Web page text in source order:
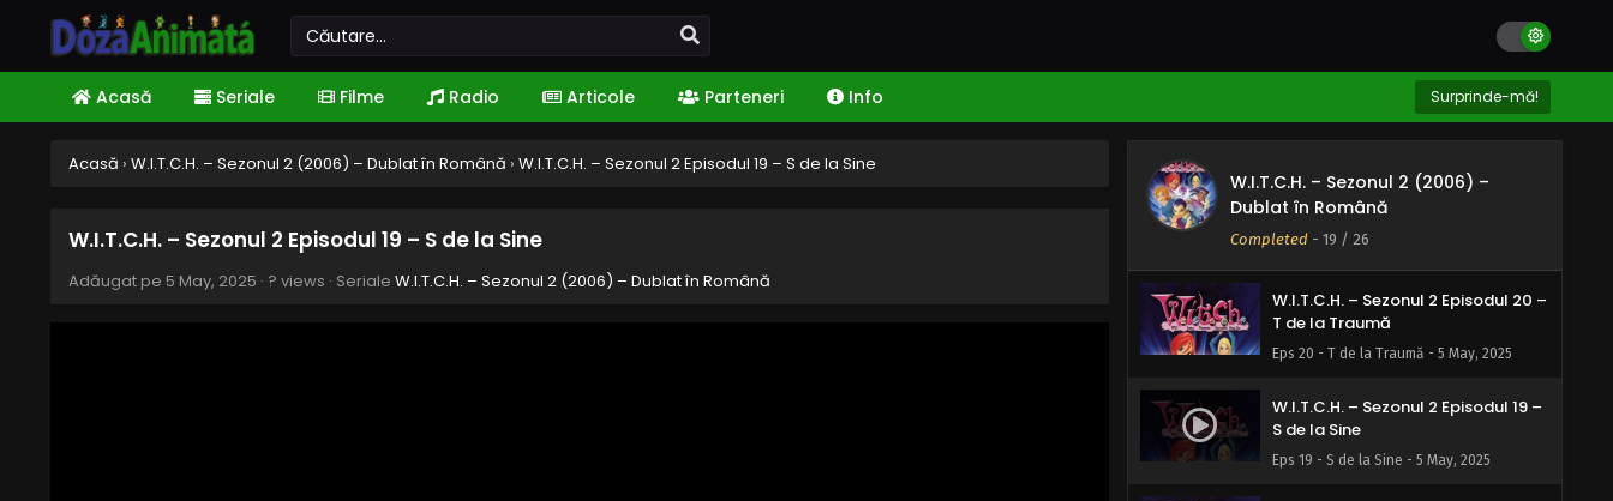
Acasă Seriale Filme Radio Articole Parteneri Info Surprinde-mă!
Acasă › W.I.T.C.H. – Sezonul 2 (2006) – Dublat în Română › W.I.T.C.H. – Sezonul 2 Episodul 19 – S de la Sine
W.I.T.C.H. – Sezonul 2 Episodul 19 – S de la Sine
Adăugat pe 5 May, 2025 · ? views · Seriale W.I.T.C.H. – Sezonul 2 (2006) – Dublat în Română
W.I.T.C.H. – Sezonul 2 (2006) –
Dublat în Română
Completed - 19 / 26
Eps 23 - W de la W.I.T.C.H - 5 May, 2025
W.I.T.C.H. – Sezonul 2 Episodul 22 –
W.I.T.C.H. – Sezonul 2 Episodul 21 –
I de la Indivizibil
Eps 21 - I de la Indivizibil - 5 May, 2025
W.I.T.C.H. – Sezonul 2 Episodul 20 –
T de la Traumă
Eps 20 - T de la Traumă - 5 May, 2025
W.I.T.C.H. – Sezonul 2 Episodul 19 –
S de la Sine
Eps 19 - S de la Sine - 5 May, 2025